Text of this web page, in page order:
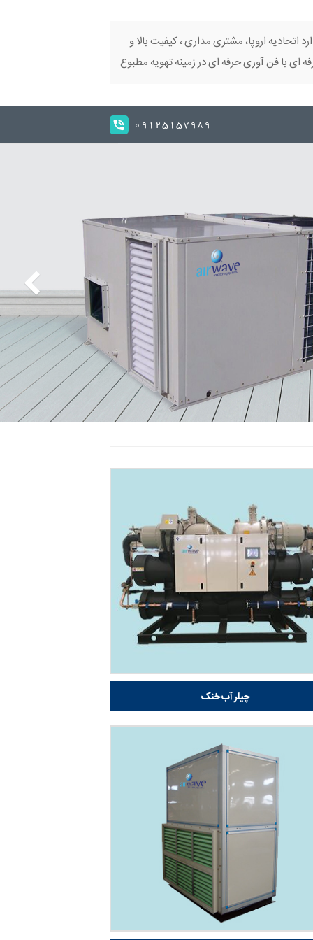
اتحادیه اروپا، مشتری مداری ، کیفیت بالا و
ای با فن آوری حرفه ای در زمینه تهویه مطبوع
09125157989
چیلر آب خنک